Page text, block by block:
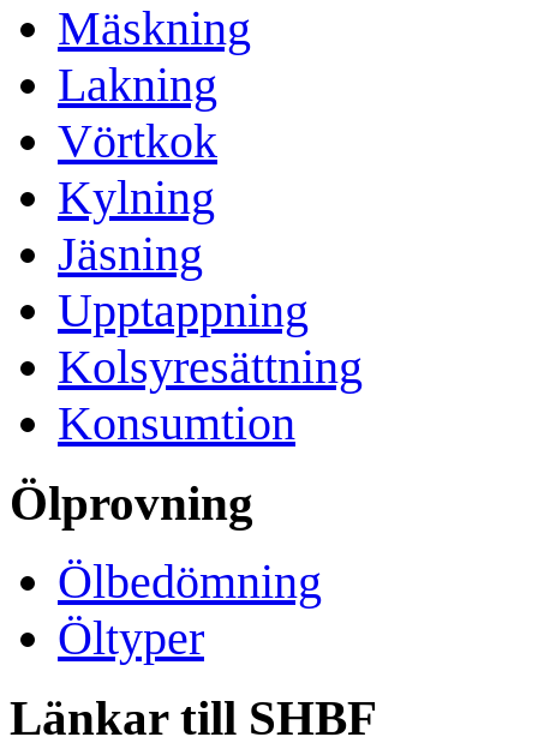
Mäskning
Lakning
Vörtkok
Kylning
Jäsning
Upptappning
Kolsyresättning
Konsumtion
Ölprovning
Ölbedömning
Öltyper
Länkar till SHBF